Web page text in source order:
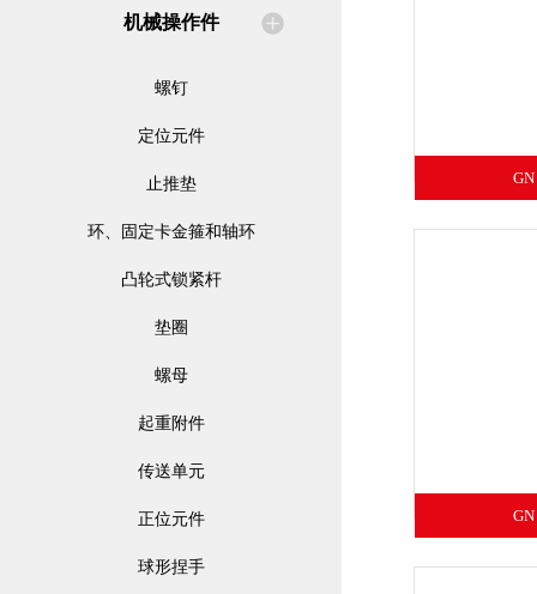
机械操作件
螺钉
定位元件
止推垫
环、固定卡金箍和轴环
凸轮式锁紧杆
垫圈
螺母
起重附件
传送单元
正位元件
球形捏手